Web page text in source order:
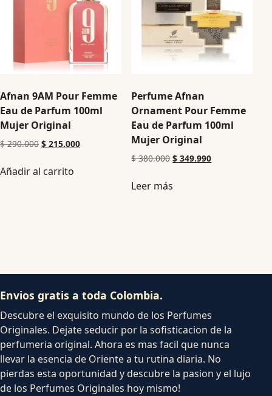
Afnan 9AM Pour Femme
Eau de Parfum 100ml
Mujer Original
$290.000 $ 215.000
Añadir al carrito
Perfume Afnan
Ornament Pour Femme
Eau de Parfum 100ml
Mujer Original
$380.000 $ 349.990
Leer más
Envios gratis a toda Colombia.
Descubre el exquisito mundo de los Perfumes
Originales. Dejate seducir por la sofisticacion de la
perfumeria original. Ahora es mas facil que nunca
llevar la esencia de Oriente a tu rutina diaria. No
pierdas esta oportunidad y descubre la pasion y el lujo
de los Perfumes Originales hoy mismo!